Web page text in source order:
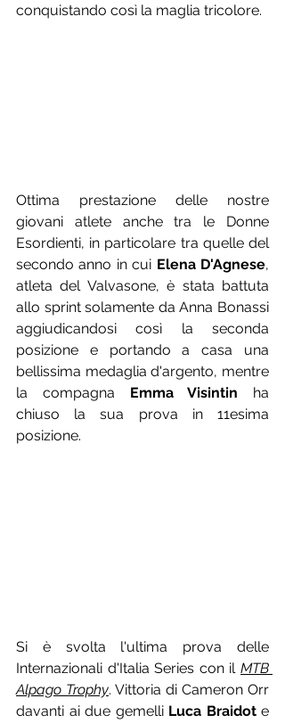
conquistando così la maglia tricolore.
Ottima prestazione delle nostre
giovani atlete anche tra le Donne
Esordienti, in particolare tra quelle del
secondo anno in cui Elena D'Agnese,
atleta del Valvasone, è stata battuta
allo sprint solamente da Anna Bonassi
aggiudicandosi così la seconda
posizione e portando a casa una
bellissima medaglia d'argento, mentre
la compagna Emma Visintin ha
chiuso la sua prova in 11esima
posizione.
Si è svolta l'ultima prova delle
Internazionali d'Italia Series con il MTB
Alpago Trophy. Vittoria di Cameron Orr
davanti ai due gemelli Luca Braidot